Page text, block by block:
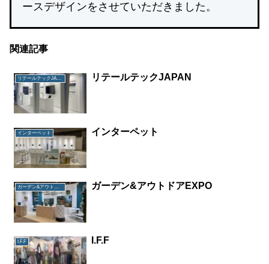
ースデザインをさせていただきました。
関連記事
リテールテックJAPAN リテールテックJAPAN
インターペット インターペット
ガーデン&アウトドアEXPO ガーデン&アウトドアEXPO
I.F.F I.F.F